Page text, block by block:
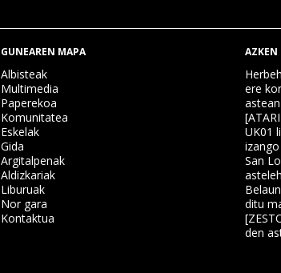
GUNEAREN MAPA
Albisteak
Multimedia
Paperekoa
Komunitatea
Eskelak
Gida
Argitalpenak
Aldizkariak
Liburuak
Nor gara
Kontaktua
AZKEN
ere
astean
UK01
San
ditu
den